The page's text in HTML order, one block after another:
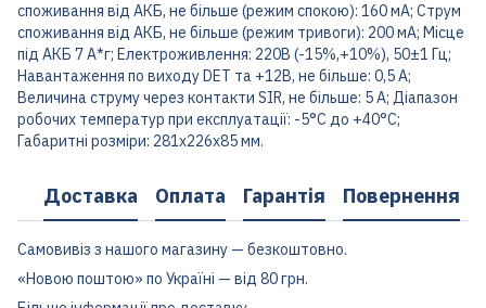
споживання від АКБ, не більше (режим спокою): 160 мА; Струм
споживання від АКБ, не більше (режим тривоги): 200 мА; Місце
під АКБ 7 А*г; Електроживлення: 220В (-15%,+10%), 50±1 Гц;
Навантаження по виходу DET та +12В, не більше: 0,5 А;
Величина струму через контакти SIR, не більше: 5 А; Діапазон
робочих температур при експлуатації: -5°С до +40°С;
Габаритні розміри: 281х226х85 мм.
Доставка Оплата Гарантія Повернення
Самовивіз з нашого магазину — безкоштовно.
«Новою поштою» по Україні — від 80 грн.